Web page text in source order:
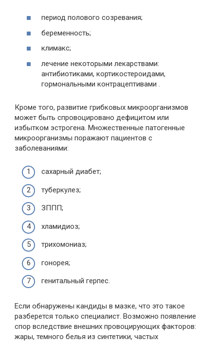
период полового созревания;
беременность;
климакс;
лечение некоторыми лекарствами:
антибиотиками, кортикостероидами,
гормональными контрацептивами .
Кроме того, развитие грибковых микроорганизмов
может быть спровоцировано дефицитом или
избытком эстрогена. Множественные патогенные
микроорганизмы поражают пациентов с
заболеваниями:
сахарный диабет;
туберкулез;
ЗППП;
хламидиоз;
трихомониаз;
гонорея;
генитальный герпес.
Если обнаружены кандиды в мазке, что это такое
разберется только специалист. Возможно появление
спор вследствие внешних провоцирующих факторов:
жары, темного белья из синтетики, частых